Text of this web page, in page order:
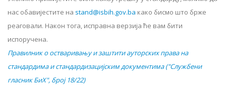
нас обавијестите на stand@isbih.gov.ba како бисмо што брже
реаговали. Након тога, исправна верзија ће вам бити
испоручена.
Правилник о остваривању и заштити ауторских права на
стандардима и стандардизацијским документима ("Службени
гласник БиХ", број 18/22)